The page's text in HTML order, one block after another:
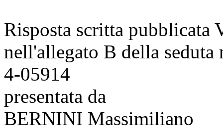
Risposta scritta pubblicata
nell'allegato B della seduta
4-05914
presentata da
BERNINI Massimiliano